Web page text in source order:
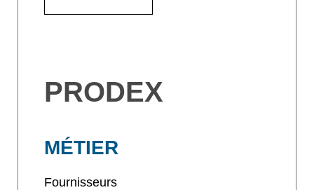
PRODEX
MÉTIER
Fournisseurs